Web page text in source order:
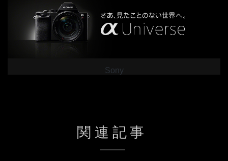
Sony
関連記事